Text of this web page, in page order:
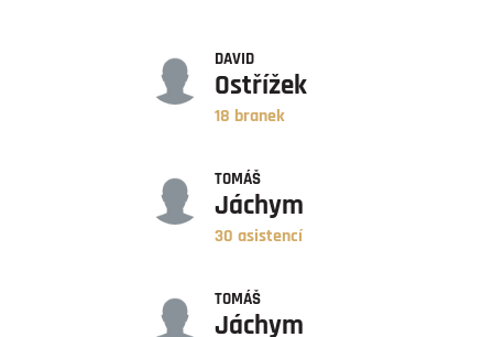
DAVID
Ostřížek
18 branek
TOMÁŠ
Jáchym
30 asistencí
TOMÁŠ
Jáchym